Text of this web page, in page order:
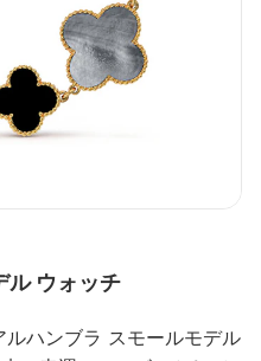
ル ウォッチ
ハンブラ スモールモデル